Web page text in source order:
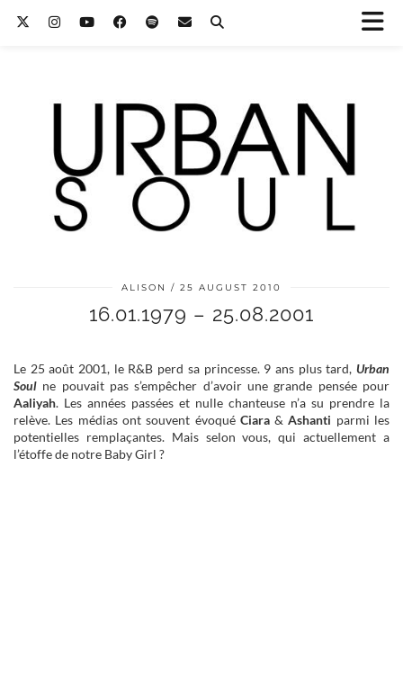
ALISON 25 AUGUST 2010
16.01.1979 – 25.08.2001
Le 25 août 2001, le R&B perd sa princesse. 9 ans plus tard, Urban
Soul ne pouvait pas s’empêcher d’avoir une grande pensée pour
Aaliyah. Les années passées et nulle chanteuse n’a su prendre la
relève. Les médias ont souvent évoqué Ciara&Ashanti parmi les
potentielles remplaçantes. Mais selon vous, qui actuellement a
l’étoffe de notre Baby Girl ?